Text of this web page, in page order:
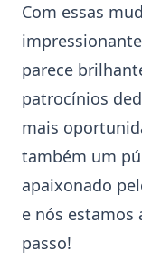
Com essas
parece
patrocínios
mais
também um
apaixonado
e nós estamos
passo!